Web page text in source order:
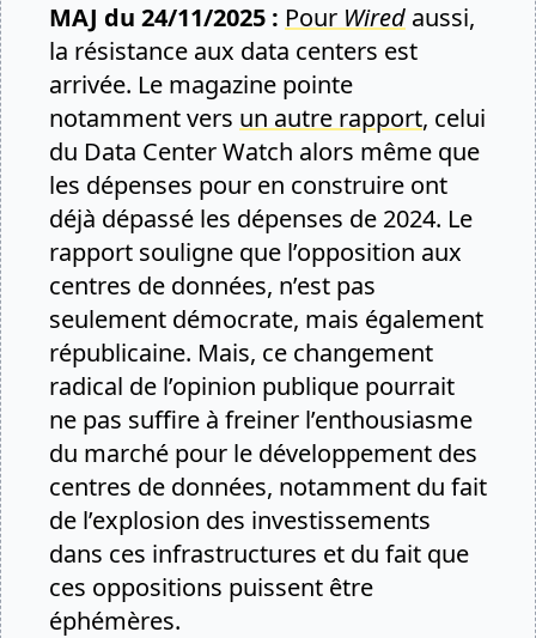
MAJ du 24/11/2025 : Pour Wired aussi,
la résistance aux data centers est
arrivée. Le magazine pointe
notamment vers un autre rapport, celui
du Data Center Watch alors même que
les dépenses pour en construire ont
déjà dépassé les dépenses de 2024. Le
rapport souligne que l’opposition aux
centres de données, n’est pas
seulement démocrate, mais également
républicaine. Mais, ce changement
radical de l’opinion publique pourrait
ne pas suffire à freiner l’enthousiasme
du marché pour le développement des
centres de données, notamment du fait
de l’explosion des investissements
dans ces infrastructures et du fait que
ces oppositions puissent être
éphémères.